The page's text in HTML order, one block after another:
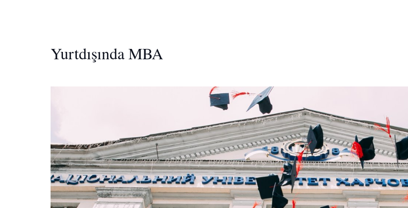
Yurtdışında MBA